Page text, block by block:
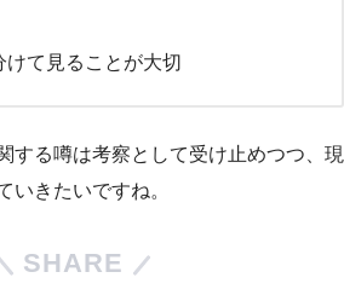
て見ることが大切
する噂は考察として受け止めつつ、現
いきたいですね。
SHARE